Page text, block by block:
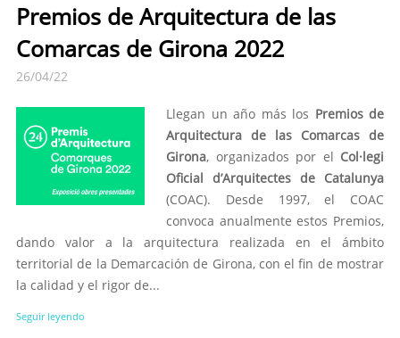
Premios de Arquitectura de las
Comarcas de Girona 2022
26/04/22
Llegan un año más los Premios de
Arquitectura de las Comarcas de
Girona, organizados por el Col·legi
Oficial d’Arquitectes de Catalunya
(COAC). Desde 1997, el COAC
convoca anualmente estos Premios,
dando valor a la arquitectura realizada en el ámbito
territorial de la Demarcación de Girona, con el fin de mostrar
la calidad y el rigor de...
Seguir leyendo